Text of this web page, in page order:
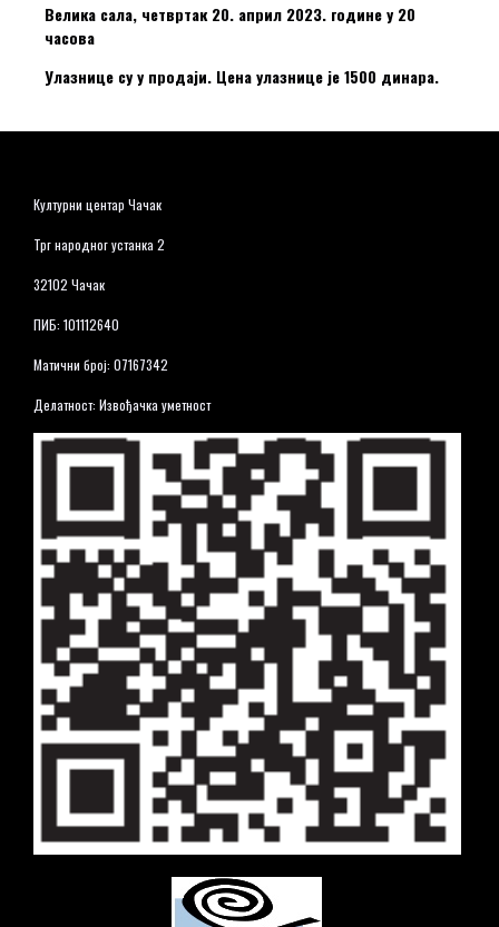
Велика сала, четвртак 20. април 2023. године у 20
часова
Улазнице су у продаји. Цена улазнице је 1500 динара.
Културни центар Чачак
Трг народног устанка 2
32102 Чачак
ПИБ: 101112640
Матични број: 07167342
Делатност: Извођачка уметност